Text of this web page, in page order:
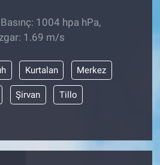
1004 hpa hPa,
1.69 m/s
Kurtalan Merkez
Şirvan Tillo